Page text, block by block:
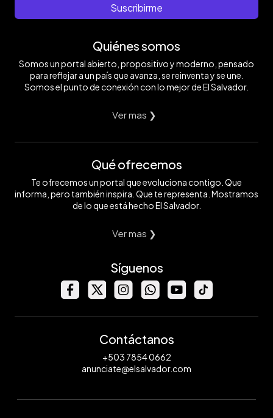
Suscribirme
Quiénes somos
Somos un portal abierto, propositivo y moderno, pensado
para reflejar a un país que avanza, se reinventa y se une.
Somos el punto de conexión con lo mejor de El Salvador.
Ver mas ❯
Qué ofrecemos
Te ofrecemos un portal que evoluciona contigo. Que
informa, pero también inspira. Que te representa. Mostramos
de lo que está hecho El Salvador.
Ver mas ❯
Síguenos
Contáctanos
+503 7854 0662
anunciate@elsalvador.com